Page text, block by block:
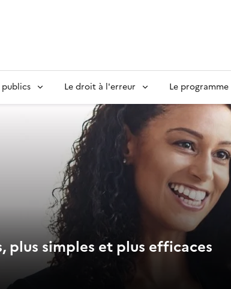
publics Le droit à l'erreur Le programme
plus simples et plus efficaces